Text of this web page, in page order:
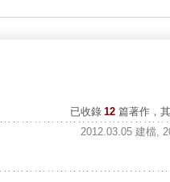
已收錄 12 篇著作，
2012.03.05 建檔,